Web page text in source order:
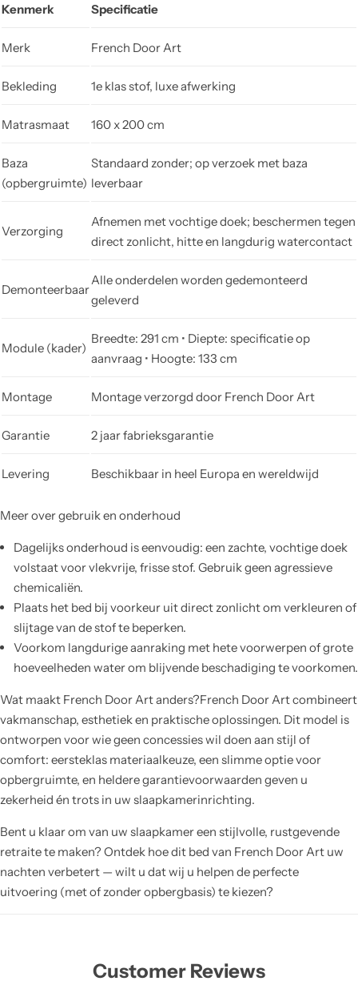
Kenmerk Specificatie
Merk French Door Art
Bekleding 1e klas stof, luxe afwerking
Matrasmaat 160 x 200 cm
Baza
(opbergruimte)
Standaard zonder; op verzoek met baza
leverbaar
Verzorging
Afnemen met vochtige doek; beschermen tegen
direct zonlicht, hitte en langdurig watercontact
Demonteerbaar
Alle onderdelen worden gedemonteerd
geleverd
Module (kader)
Breedte: 291 cm • Diepte: specificatie op
aanvraag • Hoogte: 133 cm
Montage Montage verzorgd door French Door Art
Garantie 2 jaar fabrieksgarantie
Levering Beschikbaar in heel Europa en wereldwijd
Meer over gebruik en onderhoud
Dagelijks onderhoud is eenvoudig: een zachte, vochtige doek
volstaat voor vlekvrije, frisse stof. Gebruik geen agressieve
chemicaliën.
Plaats het bed bij voorkeur uit direct zonlicht om verkleuren of
slijtage van de stof te beperken.
Voorkom langdurige aanraking met hete voorwerpen of grote
hoeveelheden water om blijvende beschadiging te voorkomen.
Wat maakt French Door Art anders?French Door Art combineert
vakmanschap, esthetiek en praktische oplossingen. Dit model is
ontworpen voor wie geen concessies wil doen aan stijl of
comfort: eersteklas materiaalkeuze, een slimme optie voor
opbergruimte, en heldere garantievoorwaarden geven u
zekerheid én trots in uw slaapkamerinrichting.
Bent u klaar om van uw slaapkamer een stijlvolle, rustgevende
retraite te maken? Ontdek hoe dit bed van French Door Art uw
nachten verbetert — wilt u dat wij u helpen de perfecte
uitvoering (met of zonder opbergbasis) te kiezen?
Customer Reviews